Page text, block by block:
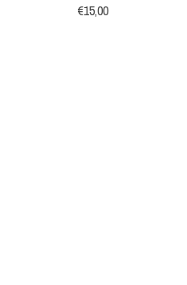
€15,00